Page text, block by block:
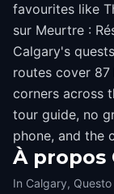
favourites like
sur Meurtre :
Calgary's
routes cover 87
corners across
tour guide, no
phone, and the
À propos
In Calgary,